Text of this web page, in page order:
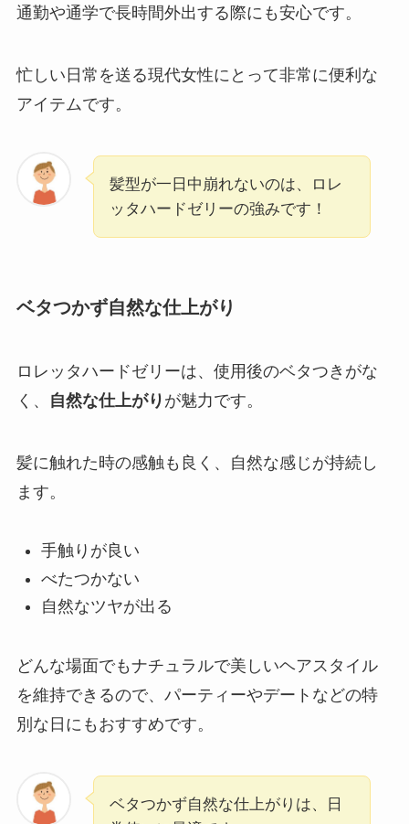
通勤や通学で長時間外出する際にも安心です。
忙しい日常を送る現代女性にとって非常に便利な
アイテムです。
髪型が一日中崩れないのは、ロレ
ッタハードゼリーの強みです！
ベタつかず自然な仕上がり
ロレッタハードゼリーは、使用後のベタつきがな
く、
自然な仕上がり が魅力です。
髪に触れた時の感触も良く、自然な感じが持続し
ます。
手触りが良い
べたつかない
自然なツヤが出る
どんな場面でもナチュラルで美しいヘアスタイル
を維持できるので、パーティーやデートなどの特
別な日にもおすすめです。
ベタつかず自然な仕上がりは、日